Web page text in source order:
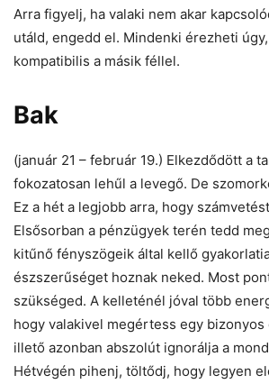
Arra figyelj, ha valaki nem akar
utáld, engedd el. Mindenki érezheti
kompatibilis a másik féllel.
Bak
(január 21 – február 19.) Elkezdődött a
fokozatosan lehűl a levegő. De
Ez a hét a legjobb arra, hogy
Elsősorban a pénzügyek terén tedd
kitűnő fényszögeik által kellő
észszerűséget hoznak neked. Most
szükséged. A kelleténél jóval több
hogy valakivel megértess egy bizonyos
illető azonban abszolút ignorálja a
Hétvégén pihenj, töltődj, hogy legyen